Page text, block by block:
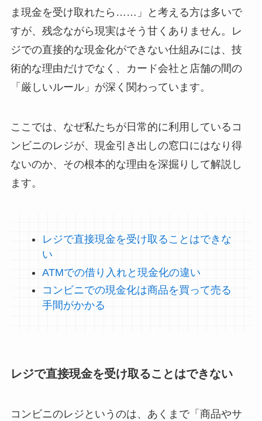
ま現金を受け取れたら……」と考える方は多いで
すが、残念ながら現実はそう甘くありません。レ
ジでの直接的な現金化ができない仕組みには、技
術的な理由だけでなく、カード会社と店舗の間の
「厳しいルール」が深く関わっています。
ここでは、なぜ私たちが日常的に利用しているコ
ンビニのレジが、現金引き出しの窓口にはなり得
ないのか、その根本的な理由を深掘りして解説し
ます。
レジで直接現金を受け取ることはできな
い
ATMでの借り入れと現金化の違い
コンビニでの現金化は商品を買って売る
手間がかかる
レジで直接現金を受け取ることはできない
コンビニのレジというのは、あくまで「商品やサ